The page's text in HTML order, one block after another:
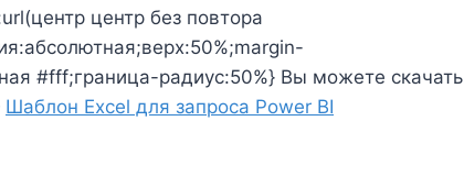
центр без повтора
#fff;граница-радиус:50%} Вы можете скачать
Шаблон Excel для запроса Power BI